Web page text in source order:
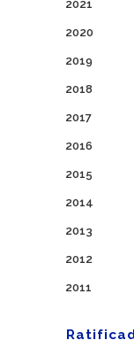
2021
2020
2019
2018
2017
2016
2015
2014
2013
2012
2011